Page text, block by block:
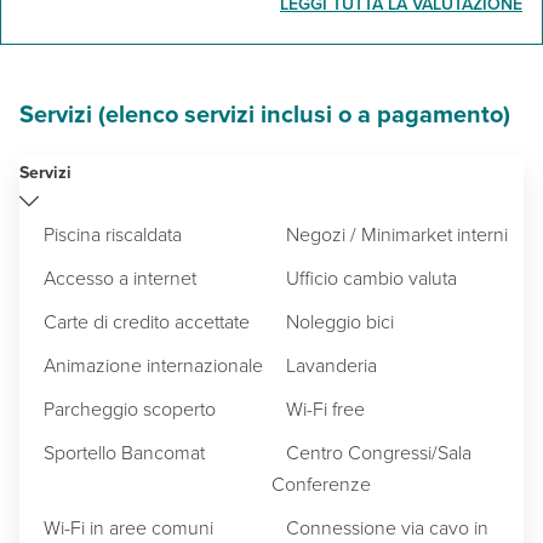
Servizi (elenco servizi inclusi o a pagamento)
Servizi
Piscina riscaldata
Negozi / Minimarket interni
Accesso a internet
Ufficio cambio valuta
Carte di credito accettate
Noleggio bici
Animazione internazionale
Lavanderia
Parcheggio scoperto
Wi-Fi free
Sportello Bancomat
Centro Congressi/Sala
Conferenze
Wi-Fi in aree comuni
Connessione via cavo in